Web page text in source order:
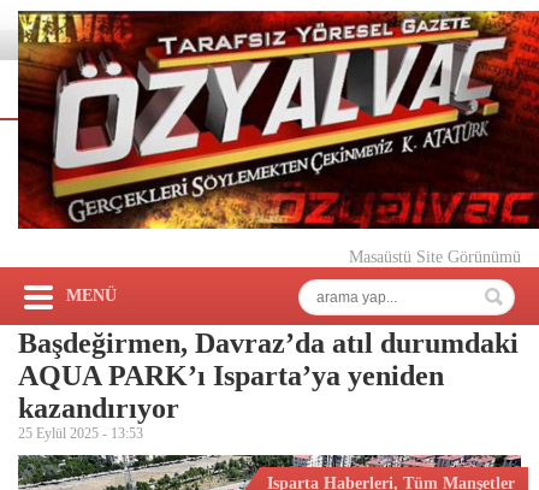
Masaüstü Site Görünümü
MENÜ
Başdeğirmen, Davraz’da atıl durumdaki
AQUA PARK’ı Isparta’ya yeniden
kazandırıyor
25 Eylül 2025 - 13:53
Isparta Haberleri, Tüm Manşetler